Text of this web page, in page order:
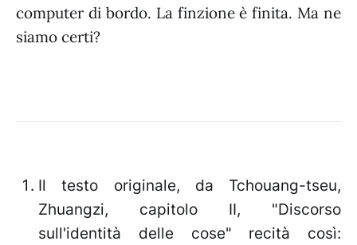
computer di bordo. La finzione è finita. Ma ne
siamo certi?
Il testo originale, da Tchouang-tseu,
Zhuangzi, capitolo II, "Discorso
sull'identità delle cose" recità così: